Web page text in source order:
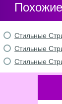
Стильные
Стильные
Стильные